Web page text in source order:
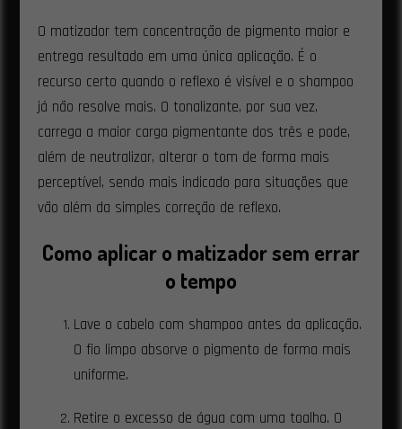
O matizador tem concentração de pigmento maior e
entrega resultado em uma única aplicação. É o
recurso certo quando o reflexo é visível e o shampoo
já não resolve mais. O tonalizante, por sua vez,
carrega a maior carga pigmentante dos três e pode,
além de neutralizar, alterar o tom de forma mais
perceptível, sendo mais indicado para situações que
vão além da simples correção de reflexo.
Como aplicar o matizador sem errar
o tempo
Lave o cabelo com shampoo antes da aplicação.
O fio limpo absorve o pigmento de forma mais
uniforme.
Retire o excesso de água com uma toalha. O